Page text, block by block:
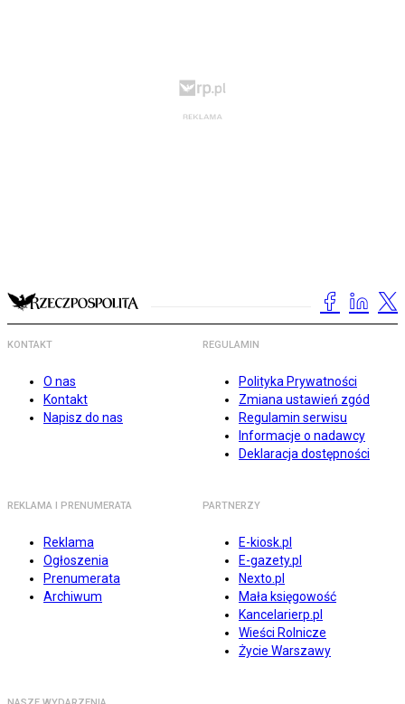
KONTAKT
O nas
Kontakt
Napisz do nas
REGULAMIN
Polityka Prywatności
Zmiana ustawień zgód
Regulamin serwisu
Informacje o nadawcy
Deklaracja dostępności
REKLAMA I PRENUMERATA
Reklama
Ogłoszenia
Prenumerata
Archiwum
PARTNERZY
E-kiosk.pl
E-gazety.pl
Nexto.pl
Mała księgowość
Kancelarierp.pl
Wieści Rolnicze
Życie Warszawy